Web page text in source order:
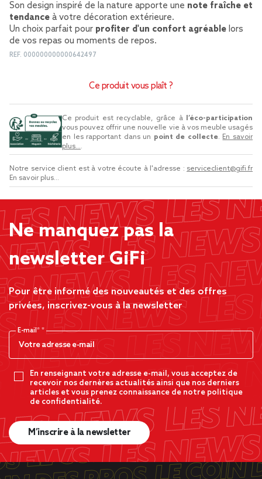
Son design inspiré de la nature apporte une note fraîche et
tendance à votre décoration extérieure.
Un choix parfait pour profiter d'un confort agréable lors
de vos repas ou moments de repos.
REF. 000000000000642497
Ce produit vous plaît ?
Ce produit est recyclable, grâce à
l’éco-participation
vous pouvez offrir une nouvelle vie à vos meuble usagés
en les rapportant dans un point de collecte. En savoir
plus....
Notre service client est à votre écoute à l'adresse : serviceclient@gifi.fr
En savoir plus...
Ne manquez pas la
newsletter GiFi
Pour être informé des nouveautés et des offres
privées, inscrivez-vous à la newsletter
E-mail*
En renseignant votre adresse e-mail, vous acceptez de
recevoir nos dernères actualités ainsi que nos derniers
articles et vous prenez connaissance de notre politique
de confidentialité.
M’inscrire à la newsletter